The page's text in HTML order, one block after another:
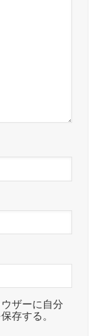
ザーに自分
存する。